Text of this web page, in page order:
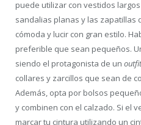
puede utilizar con vestidos
sandalias planas y las
cómoda y lucir con gran estilo.
preferible que sean pequeños.
siendo el protagonista de un outfit
collares y zarcillos que sean de
Además, opta por bolsos
y combinen con el calzado. Si el
marcar tu cintura utilizando un